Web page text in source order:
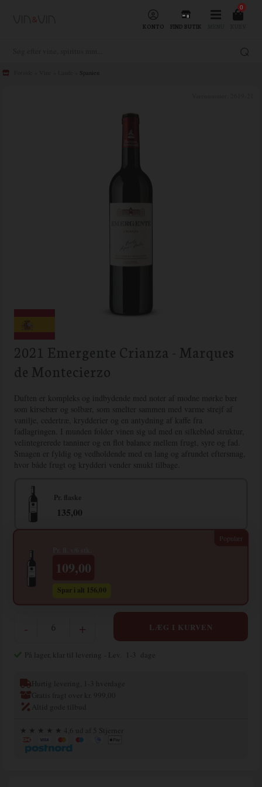
KONTO FIND BUTIK
0
Spanien
2021 Emergente Crianza - Marques
de Montecierzo
Duften er kompleks og indbydende med noter af modne mørke bær
som kirsebær og solbær, som smelter sammen med varme strejf af
vanilje, cedertræ, krydderier og en antydning af kaffe fra
fadlagringen. I munden folder vinen sig ud med en silkeblød struktur,
velintegrerede tanniner og en flot balance mellem frugt, syre og fad.
Smagen er fyldig og vedholdende med en lang og afrundet eftersmag,
hvor både frugt og krydderi vender smukt tilbage.
Pr. flaske
135,00
Spar i alt 156,00
109,00
- +
På lager, klar til levering - Lev. 1-3 dage
Hurtig levering, 1-3 hverdage
Gratis fragt over kr. 999,00
Altid gode tilbud
★ ★ ★ ★ ★ 4,6 ud af 5 Stjerner